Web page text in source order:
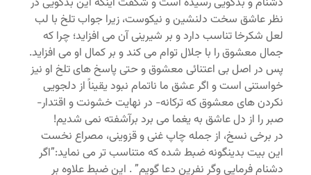
نظر عاشق سخت دلنشین و نیکوست، زیرا جواب تلخ با لب
لعل شکرخا تناسب دارد و بر شیرینی آن می افزاید؛ چرا که
جمال معشوق را با جلال توام می کند و بر کمال او می افزاید.
پس در اصل بی اعتنائی معشوق و حتی پاسخ های تلخ او نیز
خواستنی است و اگر عشق ما ناتمام نبود یقیناً از دلجویی
نکردن های معشوق که ترکانه- در نهایت خشونت و اقتدار-
صبر را از دل عاشق به یغما می برد برآشفته نمی شدیم!
در برخی نسخ، از جمله چاپ غنی و قزوینی، مصراع نخست
این بیت بدینگونه ضبط شده که متناسب تر می نماید:”اگر
دشنام فرمایی وگر نفرین دعا گویم” . این ضبط علاوه بر